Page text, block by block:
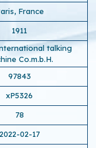
France
1911
talking
Co.m.b.H.
97843
xP5326
78
2022-02-17